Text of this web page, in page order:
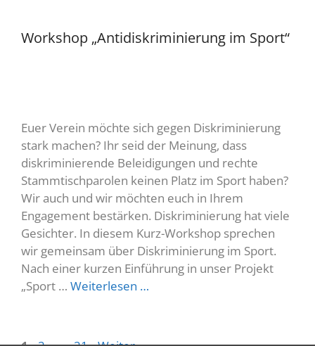
Workshop „Antidiskriminierung im Sport“
Euer Verein möchte sich gegen Diskriminierung
stark machen? Ihr seid der Meinung, dass
diskriminierende Beleidigungen und rechte
Stammtischparolen keinen Platz im Sport haben?
Wir auch und wir möchten euch in Ihrem
Engagement bestärken. Diskriminierung hat viele
Gesichter. In diesem Kurz-Workshop sprechen
wir gemeinsam über Diskriminierung im Sport.
Nach einer kurzen Einführung in unser Projekt
„Sport … Weiterlesen …